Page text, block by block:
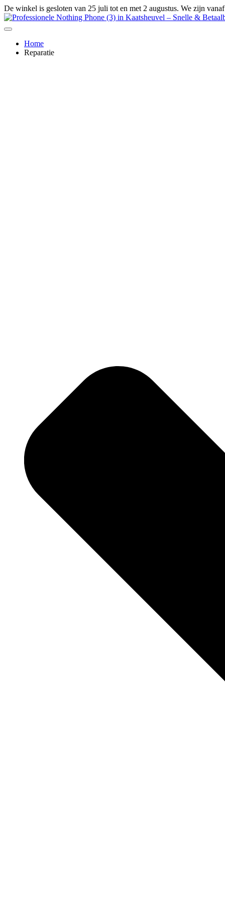
Ga
naar
de
De winkel is gesloten van 25 juli tot en met 2 augustus. We zijn
Home
Reparatie